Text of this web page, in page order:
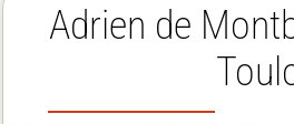
Adrien de